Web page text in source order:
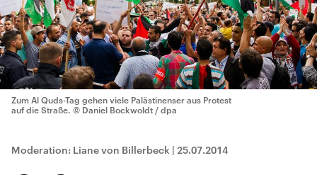
Zum Al Quds-Tag gehen viele Palästinenser aus Protest
auf die Straße. © Daniel Bockwoldt / dpa
Moderation: Liane von Billerbeck | 25.07.2014